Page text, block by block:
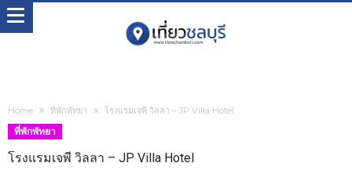
Home ที่พักพัทยา โรงแรมเจพี วิลลา – JP Villa Hotel
ที่พักพัทยา
โรงแรมเจพี วิลลา – JP Villa Hotel